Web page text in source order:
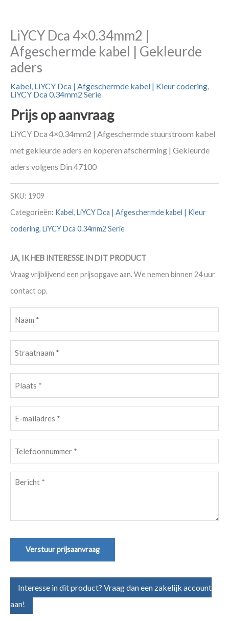
LiYCY Dca 4×0.34mm2 |
Afgeschermde kabel | Gekleurde
aders
Kabel, LiYCY Dca | Afgeschermde kabel | Kleur codering,
LiYCY Dca 0.34mm2 Serie
Prijs op aanvraag
LiYCY Dca 4×0.34mm2 | Afgeschermde stuurstroom kabel
met gekleurde aders en koperen afscherming | Gekleurde
aders volgens Din 47100
SKU: 1909
Categorieën: Kabel, LiYCY Dca | Afgeschermde kabel | Kleur
codering, LiYCY Dca 0.34mm2 Serie
JA, IK HEB INTERESSE IN DIT PRODUCT
Vraag vrijblijvend een prijsopgave aan. We nemen binnen 24 uur
contact op.
(Vereist)
(Vereist)
(Vereist)
mailadres
(Vereist)
(Vereist)
Bericht
Verstuur prijsaanvraag
Interesse in dit product? Vraag dan een zakelijk account
aan!